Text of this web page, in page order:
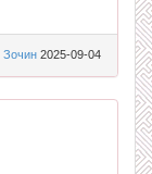
Зочин 2025-09-04